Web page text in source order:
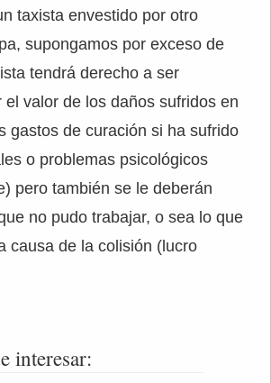
taxista envestido por otro
supongamos por exceso de
tendrá derecho a ser
el valor de los daños sufridos en
gastos de curación si ha sufrido
o problemas psicológicos
pero también se le deberán
no pudo trabajar, o sea lo que
causa de la colisión (lucro
interesar: